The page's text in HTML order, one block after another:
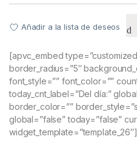
Añadir a la lista de deseos
[apvc_embed
border_radius=”5″
font_style=”” font_color=””
today_cnt_label=”Del día:”
border_color=””
global=”false” today=”false”
widget_template=”template_26″]